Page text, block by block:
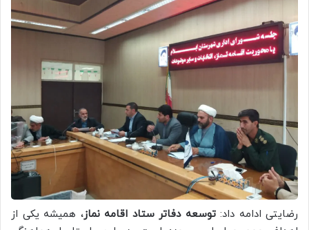
رضایتی ادامه داد:توسعه دفاتر ستاد اقامه نماز، همیشه یکی از